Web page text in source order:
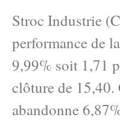
Stroc Industrie
performance de
9,99% soit 1,71
clôture de
abandonne